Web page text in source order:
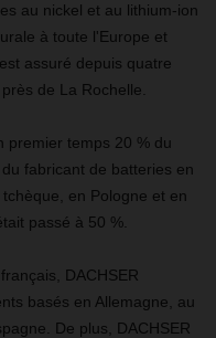
au nickel et au lithium-ion
à toute l'Europe et
assuré depuis quatre
de La Rochelle.
premier temps 20 % du
fabricant de batteries en
en Pologne et en
passé à 50 %.
DACHSER
basés en Allemagne, au
De plus, DACHSER